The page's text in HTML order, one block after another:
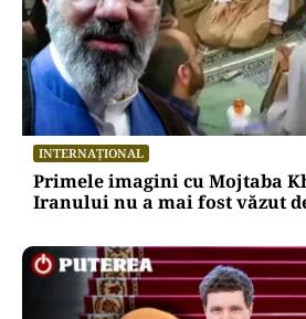
INTERNAȚIONAL
Primele imagini cu Mojtaba
Iranului nu a mai fost văzut